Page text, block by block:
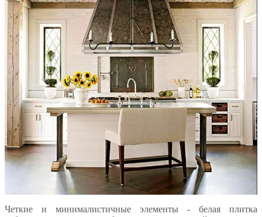
Четкие и минималистичные элементы - белая плитка